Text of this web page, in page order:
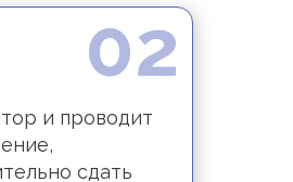
и проводит
сдать
02